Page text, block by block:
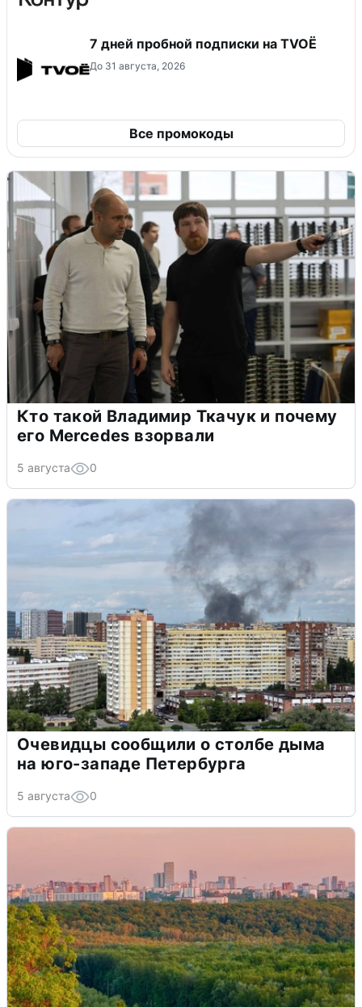
7 дней пробной подписки на TVOЁ
До 31 августа, 2026
Все промокоды
Кто такой Владимир Ткачук и почему
его Mercedes взорвали
5 августа 0
Очевидцы сообщили о столбе дыма
на юго-западе Петербурга
5 августа 0